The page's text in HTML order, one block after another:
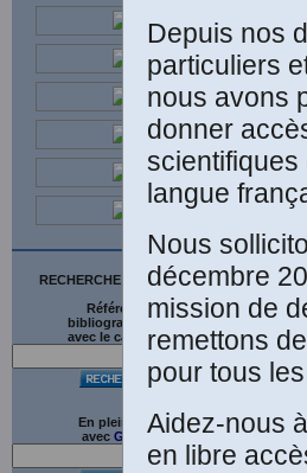
RECHERCHE SUR LE SITE
Références
bibliographiques
avec le catalogue
En plein texte
avecG gl
Depuis nos
particuliers
nous avons
donner
langue
Nous
décembre
mission de
remettons
pour tous
Aidez-nous
en libre